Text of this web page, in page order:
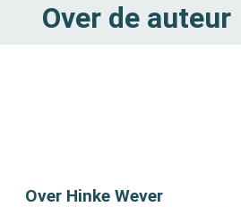
Over de auteur
Over Hinke Wever